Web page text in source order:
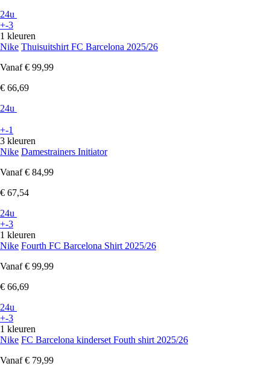
24u
+-3
1 kleuren
Nike Thuisuitshirt FC Barcelona 2025/26
Vanaf € 99,99
€ 66,69
24u
+-1
3 kleuren
Nike Damestrainers Initiator
Vanaf € 84,99
€ 67,54
24u
+-3
1 kleuren
Nike Fourth FC Barcelona Shirt 2025/26
Vanaf € 99,99
€ 66,69
24u
+-3
1 kleuren
Nike FC Barcelona kinderset Fouth shirt 2025/26
Vanaf € 79,99